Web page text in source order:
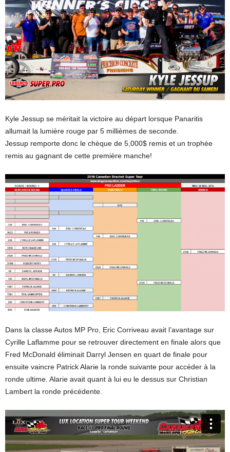
Kyle Jessup se méritait la victoire au départ lorsque Panaritis
allumait la lumière rouge par 5 millièmes de seconde.
Jessup remporte donc le chèque de 5,000$ remis et un trophée
remis au gagnant de cette première manche!
Dans la classe Autos MP Pro, Eric Corriveau avait l’avantage sur
Cyrille Laflamme pour se retrouver directement en finale alors que
Fred McDonald éliminait Darryl Jensen en quart de finale pour
ensuite vaincre Patrick Alarie la ronde suivante pour accéder à la
ronde ultime. Alarie avait quant à lui eu le dessus sur Christian
Lambert la ronde précédente.